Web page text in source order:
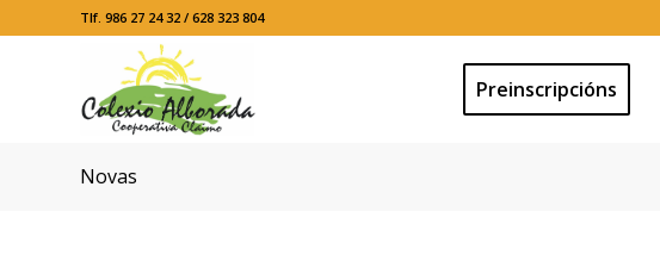
Tlf. 986 27 24 32 / 628 323 804
Preinscripcións
Novas